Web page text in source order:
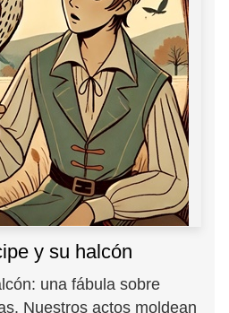
y su halcón
una fábula sobre
Nuestros actos moldean